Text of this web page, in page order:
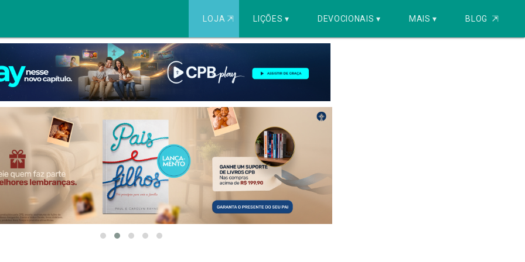
LOJA ⇱ LIÇÕES ▾ DEVOCIONAIS ▾ MAIS ▾ BLOG ⇱